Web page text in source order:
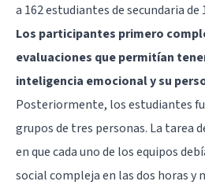
a 162 estudiantes de secundaria
Los participantes primero
evaluaciones que permitían
inteligencia emocional y su
Posteriormente, los estudiantes
grupos de tres personas. La tarea
en que cada uno de los equipos
social compleja en las dos horas y